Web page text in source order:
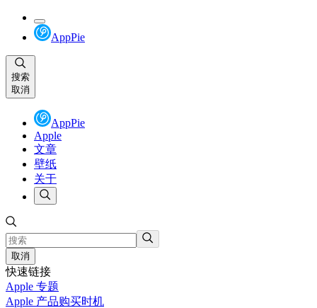
AppPie
搜索
取消
AppPie
Apple
文章
壁纸
关于
取消
快速链接
Apple 专题
Apple 产品购买时机